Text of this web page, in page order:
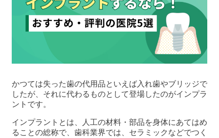
かつては失った歯の代用品といえば入れ歯やブリッジで
したが、それに代わるものとして登場したのがインプラ
ントです。
インプラントとは、人工の材料・部品を身体にあてはめ
ることの総称で、歯科業界では、セラミックなどでつく